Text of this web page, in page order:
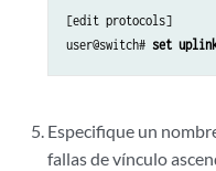
[edit protocols]
user@switch# set
Especifique un
fallas de vínculo